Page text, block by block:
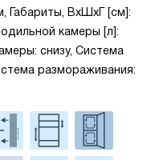
Габариты, ВxШxГ [см]:
камеры [л]:
снизу, Система
размораживания: